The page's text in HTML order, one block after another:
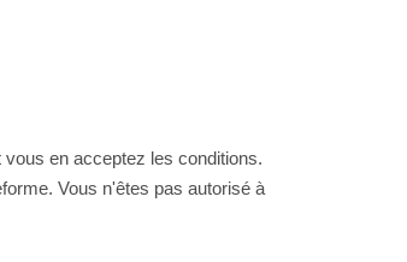
en acceptez les conditions.
Vous n'êtes pas autorisé à